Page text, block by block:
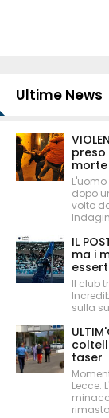
Ultime News
preso
morte
dopo
volto
IL
ma i
Il club
sulla
taser
Lecce.